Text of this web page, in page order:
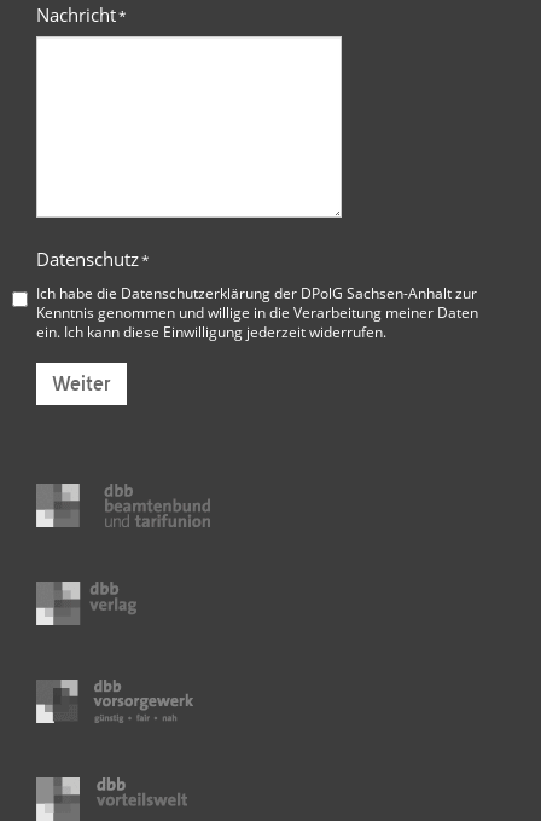
Nachricht*
Datenschutz*
Ich habe die Datenschutzerklärung der DPolG Sachsen-Anhaltzur
Kenntnis genommen und willige in die Verarbeitung meiner Daten
ein. Ich kann diese Einwilligung jederzeit widerrufen.
Weiter